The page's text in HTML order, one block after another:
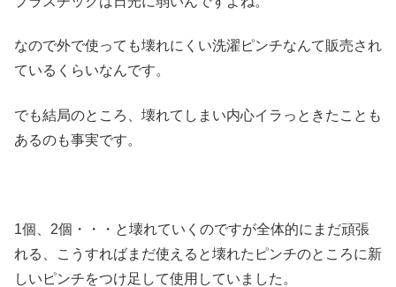
なので外で使っても壊れにくい洗濯ピンチなんて販売され
ているくらいなんです。
でも結局のところ、壊れてしまい内心イラっときたことも
あるのも事実です。
1個、2個・・・と壊れていくのですが全体的にまだ頑張
れる、こうすればまだ使えると壊れたピンチのところに新
しいピンチをつけ足して使用していました。